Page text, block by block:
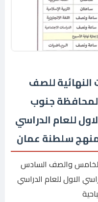
النهائية للصف
جنوب
للعام الدراسي
الخامس والصف السادس
الاول للعام الدراسي